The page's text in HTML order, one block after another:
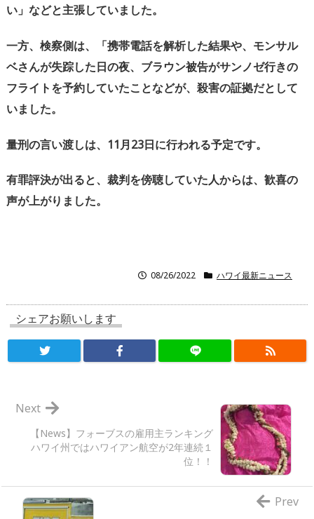
い」などと主張していました。
一方、検察側は、「携帯電話を解析した結果や、モンサル
ベさんが失踪した日の夜、ブラウン被告がサンノゼ行きの
フライトを予約していたことなどが、殺害の証拠だとして
いました。
量刑の言い渡しは、 11月23日に行われる予定です。
有罪評決が出ると、裁判を傍聴していた人からは、歓喜の
声が上がりました。
08/26/2022 ハワイ最新ニュース
シェアお願いします
【News】フォーブスの雇用主ランキング
ハワイ州ではハワイアン航空が2年連続１
位！！
Next
Prev